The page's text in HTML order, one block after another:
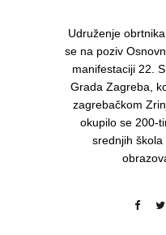
Udruženje
se na poziv
manifestaciji 22.
Grada Zagreba,
zagrebačkom
okupilo se 200-
srednjih